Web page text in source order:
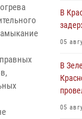
В
05
В
05